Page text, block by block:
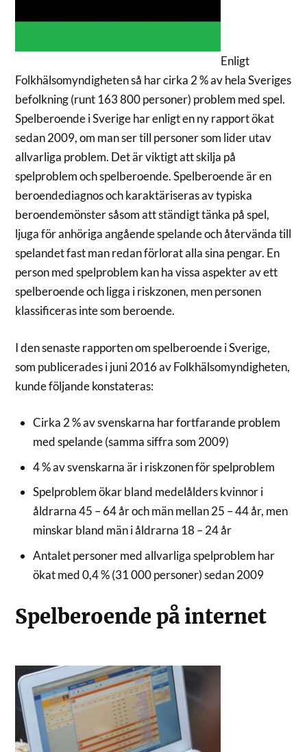
Enligt
Folkhälsomyndigheten så har cirka 2 % av hela Sveriges
befolkning (runt 163 800 personer) problem med spel.
Spelberoende i Sverige har enligt en ny rapport ökat
sedan 2009, om man ser till personer som lider utav
allvarliga problem. Det är viktigt att skilja på
spelproblem och spelberoende. Spelberoende är en
beroendediagnos och karaktäriseras av typiska
beroendemönster såsom att ständigt tänka på spel,
ljuga för anhöriga angående spelande och återvända till
spelandet fast man redan förlorat alla sina pengar. En
person med spelproblem kan ha vissa aspekter av ett
spelberoende och ligga i riskzonen, men personen
klassificeras inte som beroende.
I den senaste rapporten om spelberoende i Sverige,
som publicerades i juni 2016 av Folkhälsomyndigheten,
kunde följande konstateras:
Cirka 2 % av svenskarna har fortfarande problem
med spelande (samma siffra som 2009)
4 % av svenskarna är i riskzonen för spelproblem
Spelproblem ökar bland medelålders kvinnor i
åldrarna 45 – 64 år och män mellan 25 – 44 år, men
minskar bland män i åldrarna 18 – 24 år
Antalet personer med allvarliga spelproblem har
ökat med 0,4 % (31 000 personer) sedan 2009
Spelberoende på internet